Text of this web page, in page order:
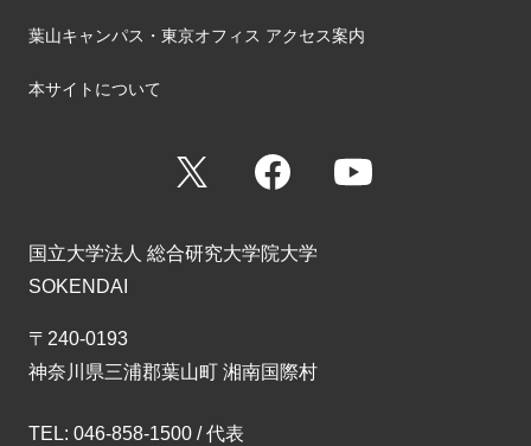
葉山キャンパス・東京オフィス アクセス案内
本サイトについて
Facebook
国立大学法人 総合研究大学院大学
SOKENDAI
〒240-0193
神奈川県三浦郡葉山町 湘南国際村
TEL: 046-858-1500 / 代表